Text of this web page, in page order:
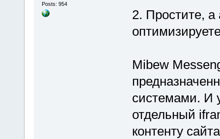
Posts: 954
2. Простите,
Mibew
системами. И
отдельный
контенту